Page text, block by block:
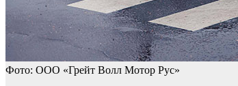
Фото: ООО «Грейт Волл Мотор Рус»